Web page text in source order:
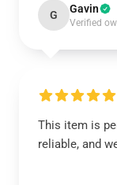
G Gavin
Verified
This item is
reliable, and